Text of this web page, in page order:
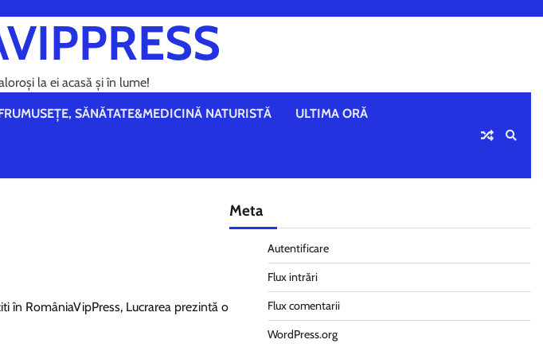
la ei acasă și în lume!
SĂNĂTATE&MEDICINĂ NATURISTĂ ULTIMA ORĂ
în RomâniaVipPress, Lucrarea prezintă o
Meta
Autentificare
Flux intrări
Flux comentarii
WordPress.org